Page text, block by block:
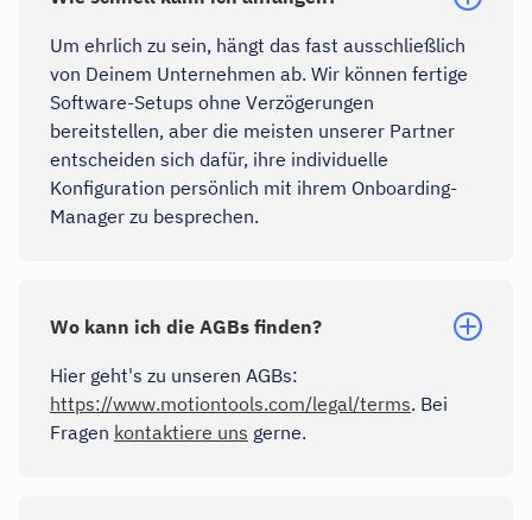
Um ehrlich zu sein, hängt das fast ausschließlich
von Deinem Unternehmen ab. Wir können fertige
Software-Setups ohne Verzögerungen
bereitstellen, aber die meisten unserer Partner
entscheiden sich dafür, ihre individuelle
Konfiguration persönlich mit ihrem Onboarding-
Manager zu besprechen.
Wo kann ich die AGBs finden?
Hier geht's zu unseren AGBs:
https://www.motiontools.com/legal/terms. Bei
Fragen kontaktiere uns gerne.